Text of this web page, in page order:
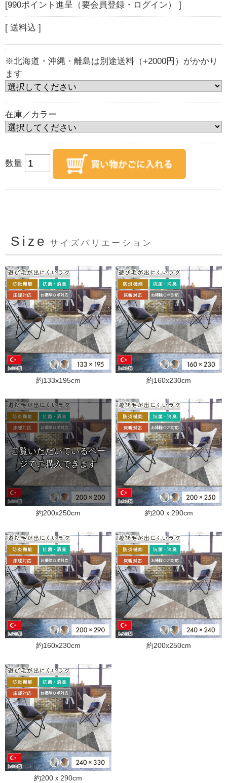
[990ポイント進呈（要会員登録・ログイン） ]
[ 送料込 ]
※北海道・沖縄・離島は別途送料（+2000円）がかかり
ます
在庫／カラー
数量
Size サイズバリエーション
約133x195cm 約160x230cm
約200x250cm 約200ｘ290cm
約160x230cm 約200x250cm
約200ｘ290cm